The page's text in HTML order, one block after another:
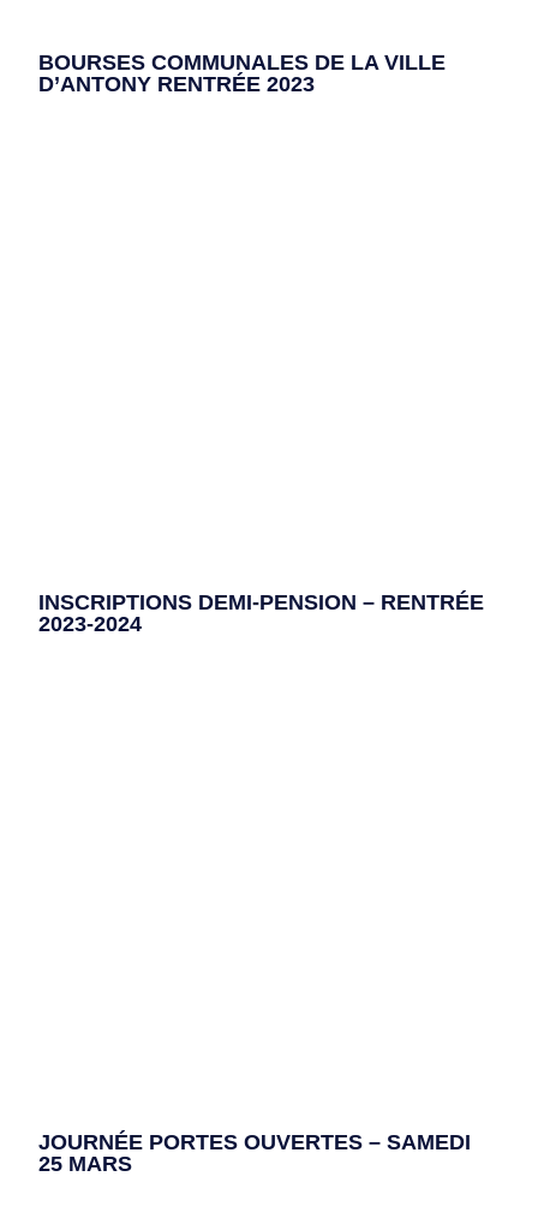
BOURSES COMMUNALES DE LA VILLE
D’ANTONY RENTRÉE 2023
INSCRIPTIONS DEMI-PENSION – RENTRÉE
2023-2024
JOURNÉE PORTES OUVERTES – SAMEDI
25 MARS